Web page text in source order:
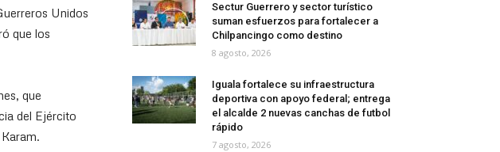
Unidos
que los
que
del Ejército
Sectur Guerrero y sector turístico
suman esfuerzos para fortalecer a
Chilpancingo como destino
8 agosto, 2026
Iguala fortalece su infraestructura
deportiva con apoyo federal; entrega
el alcalde 2 nuevas canchas de futbol
rápido
7 agosto, 2026